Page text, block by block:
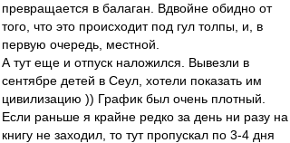
превращается в балаган. Вдвойне обидно от
того, что это происходит под гул толпы, и, в
первую очередь, местной.
А тут еще и отпуск наложился. Вывезли в
сентябре детей в Сеул, хотели показать им
цивилизацию )) График был очень плотный.
Если раньше я крайне редко за день ни разу на
книгу не заходил, то тут пропускал по 3-4 дня